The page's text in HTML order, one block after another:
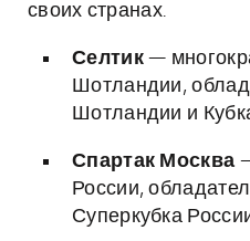
своих странах.
Селтик—
Шотландии,
Шотландии и
Спартак Москва
России,
Суперкубка